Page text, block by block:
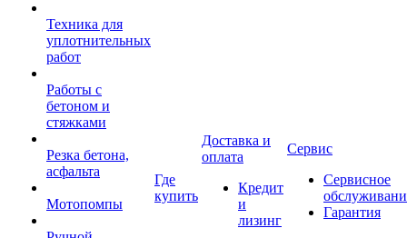
Техника для
уплотнительных
работ
Работы с
бетоном и
стяжками
Резка бетона,
асфальта
Мотопомпы
Где
купить
Доставка и
оплата
Кредит
и
лизинг
Сервис
Сервисное
Гарантия